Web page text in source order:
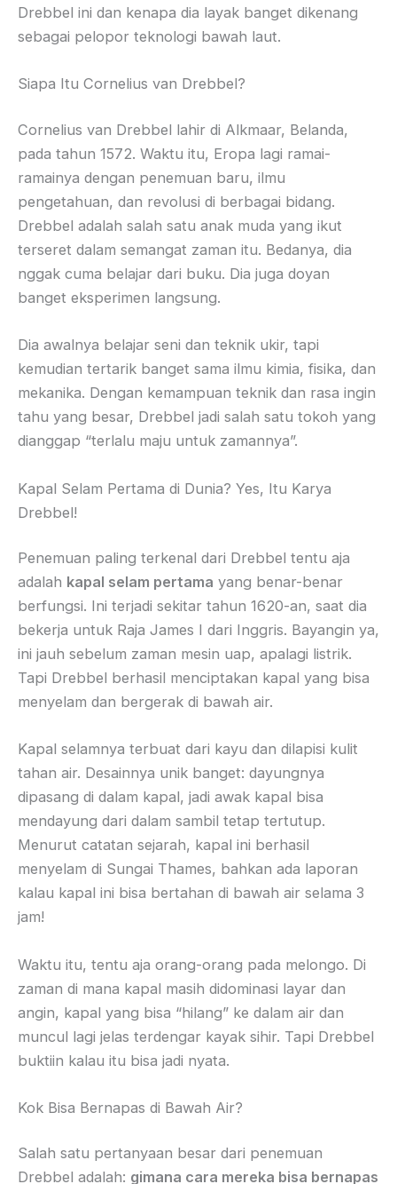
Drebbel ini dan kenapa dia layak banget dikenang
sebagai pelopor teknologi bawah laut.
Siapa Itu Cornelius van Drebbel?
Cornelius van Drebbel lahir di Alkmaar, Belanda,
pada tahun 1572. Waktu itu, Eropa lagi ramai-
ramainya dengan penemuan baru, ilmu
pengetahuan, dan revolusi di berbagai bidang.
Drebbel adalah salah satu anak muda yang ikut
terseret dalam semangat zaman itu. Bedanya, dia
nggak cuma belajar dari buku. Dia juga doyan
banget eksperimen langsung.
Dia awalnya belajar seni dan teknik ukir, tapi
kemudian tertarik banget sama ilmu kimia, fisika, dan
mekanika. Dengan kemampuan teknik dan rasa ingin
tahu yang besar, Drebbel jadi salah satu tokoh yang
dianggap “terlalu maju untuk zamannya”.
Kapal Selam Pertama di Dunia? Yes, Itu Karya
Drebbel!
Penemuan paling terkenal dari Drebbel tentu aja
adalah kapal selam pertama yang benar-benar
berfungsi. Ini terjadi sekitar tahun 1620-an, saat dia
bekerja untuk Raja James I dari Inggris. Bayangin ya,
ini jauh sebelum zaman mesin uap, apalagi listrik.
Tapi Drebbel berhasil menciptakan kapal yang bisa
menyelam dan bergerak di bawah air.
Kapal selamnya terbuat dari kayu dan dilapisi kulit
tahan air. Desainnya unik banget: dayungnya
dipasang di dalam kapal, jadi awak kapal bisa
mendayung dari dalam sambil tetap tertutup.
Menurut catatan sejarah, kapal ini berhasil
menyelam di Sungai Thames, bahkan ada laporan
kalau kapal ini bisa bertahan di bawah air selama 3
jam!
Waktu itu, tentu aja orang-orang pada melongo. Di
zaman di mana kapal masih didominasi layar dan
angin, kapal yang bisa “hilang” ke dalam air dan
muncul lagi jelas terdengar kayak sihir. Tapi Drebbel
buktiin kalau itu bisa jadi nyata.
Kok Bisa Bernapas di Bawah Air?
Salah satu pertanyaan besar dari penemuan
Drebbel adalah: gimana cara mereka bisa bernapas